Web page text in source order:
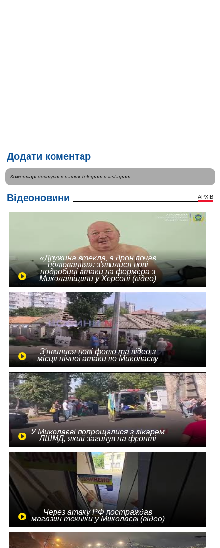
Додати коментар
Коментарі доступні в наших Telegramи instagram.
Відеоновини АРХІВ
«Дружина втекла, а дрон почав
полювання»: з'явилися нові
подробиці атаки на фермера з
Миколаївщини у Херсоні (відео)
З'явилися нові фото та відео з
місця нічної атаки по Миколаєву
У Миколаєві попрощалися з лікарем
ЛШМД, який загинув на фронті
Через атаку РФ постраждав
магазин техніки у Миколаєві (відео)